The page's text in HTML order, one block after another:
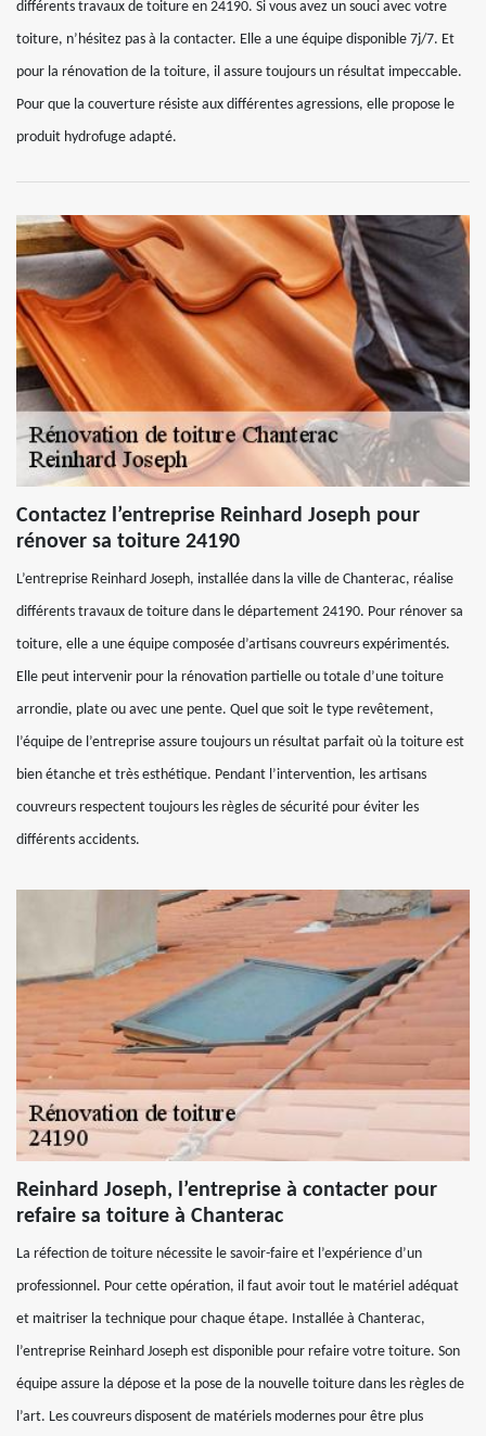
différents travaux de toiture en 24190. Si vous avez un souci avec votre
toiture, n’hésitez pas à la contacter. Elle a une équipe disponible 7j/7. Et
pour la rénovation de la toiture, il assure toujours un résultat impeccable.
Pour que la couverture résiste aux différentes agressions, elle propose le
produit hydrofuge adapté.
Contactez l’entreprise Reinhard Joseph pour
rénover sa toiture 24190
L’entreprise Reinhard Joseph, installée dans la ville de Chanterac, réalise
différents travaux de toiture dans le département 24190. Pour rénover sa
toiture, elle a une équipe composée d’artisans couvreurs expérimentés.
Elle peut intervenir pour la rénovation partielle ou totale d’une toiture
arrondie, plate ou avec une pente. Quel que soit le type revêtement,
l’équipe de l’entreprise assure toujours un résultat parfait où la toiture est
bien étanche et très esthétique. Pendant l’intervention, les artisans
couvreurs respectent toujours les règles de sécurité pour éviter les
différents accidents.
Reinhard Joseph, l’entreprise à contacter pour
refaire sa toiture à Chanterac
La réfection de toiture nécessite le savoir-faire et l’expérience d’un
professionnel. Pour cette opération, il faut avoir tout le matériel adéquat
et maitriser la technique pour chaque étape. Installée à Chanterac,
l’entreprise Reinhard Joseph est disponible pour refaire votre toiture. Son
équipe assure la dépose et la pose de la nouvelle toiture dans les règles de
l’art. Les couvreurs disposent de matériels modernes pour être plus